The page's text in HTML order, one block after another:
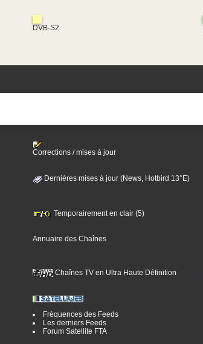
DVB-S2
Corrections / mises à jour
Dernières mises à jour (News, Hotbird 13°E)
Temporairement en clair (5)
Annuaire des Chaînes
Chaînes TV en Ultra Haute Définition
Fréquences des Feeds
Les derniers Feeds
Forum Satellite FTA